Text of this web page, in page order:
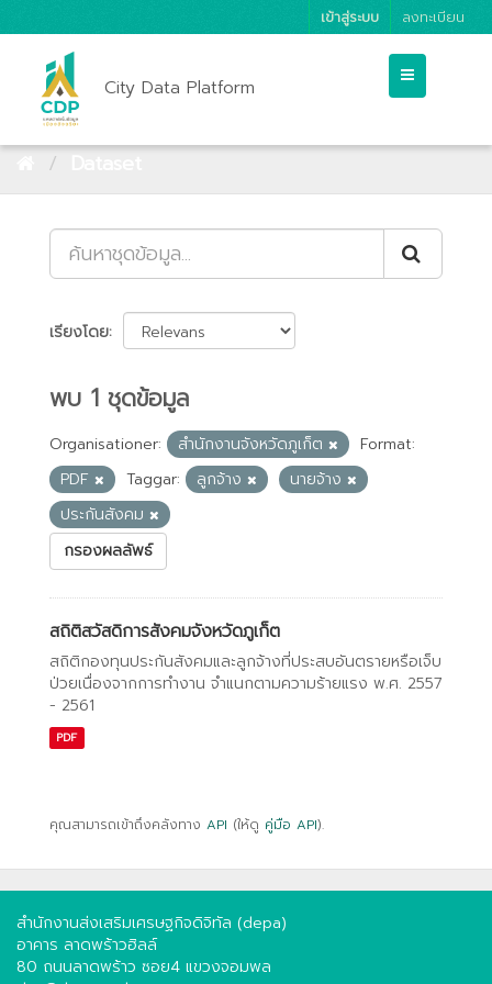
เข้าสู่ระบบ ลงทะเบียน
City Data Platform
เรียงโดย
พบ 1 ชุดข้อมูล
Organisationer: สำนักงานจังหวัดภูเก็ต
Format:
PDF
Taggar: ลูกจ้าง
นายจ้าง
ประกันสังคม
กรองผลลัพธ์
สถิติสวัสดิการสังคมจังหวัดภูเก็ต
สถิติกองทุนประกันสังคมและลูกจ้างที่ประสบอันตรายหรือเจ็บ
ป่วยเนื่องจากการทํางาน จําแนกตามความร้ายแรง พ.ศ. 2557
- 2561
PDF
คุณสามารถเข้าถึงคลังทาง API (ให้ดู คู่มือ API).
สำนักงานส่งเสริมเศรษฐกิจดิจิทัล (depa)
อาคาร ลาดพร้าวฮิลล์
80 ถนนลาดพร้าว ซอย4 แขวงจอมพล